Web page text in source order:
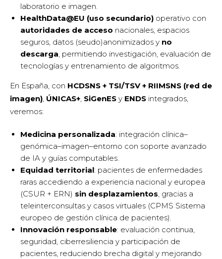
laboratorio e imagen.
HealthData@EU (uso secundario) operativo con
autoridades de acceso nacionales, espacios
seguros, datos (seudo)anonimizados y no
descarga, permitiendo investigación, evaluación de
tecnologías y entrenamiento de algoritmos.
En España, con HCDSNS + TSI/TSV + RIIMSNS (red de
imagen), ÚNICAS+, SiGenES y ENDS integrados,
veremos:
Medicina personalizada: integración clínica–
genómica–imagen–entorno con soporte avanzado
de IA y guías computables.
Equidad territorial: pacientes de enfermedades
raras accediendo a experiencia nacional y europea
(CSUR + ERN) sin desplazamientos, gracias a
teleinterconsultas y casos virtuales (CPMS Sistema
europeo de gestión clínica de pacientes).
Innovación responsable: evaluación continua,
seguridad, ciberresiliencia y participación de
pacientes, reduciendo brecha digital y mejorando